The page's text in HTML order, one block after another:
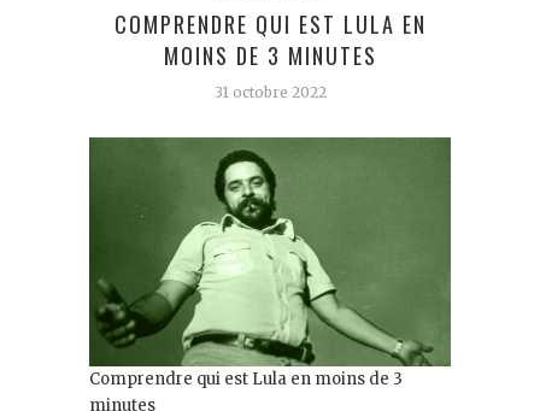
COMPRENDRE QUI EST LULA EN
MOINS DE 3 MINUTES
31 octobre 2022
Comprendre qui est Lula en moins de 3
minutes